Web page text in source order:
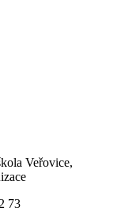
Veřovice,
73